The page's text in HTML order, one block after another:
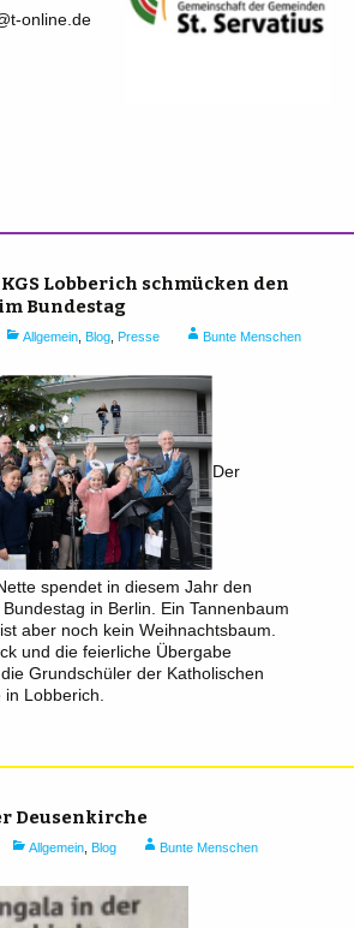
online.de
Lobberich schmücken den
Bundestag
Allgemein Blog Presse Bunte Menschen
Der
spendet in diesem Jahr den
in Berlin. Ein Tannenbaum
aber noch kein Weihnachtsbaum.
und die feierliche Übergabe
Grundschüler der Katholischen
Lobberich.
Deusenkirche
Allgemein Blog Bunte Menschen